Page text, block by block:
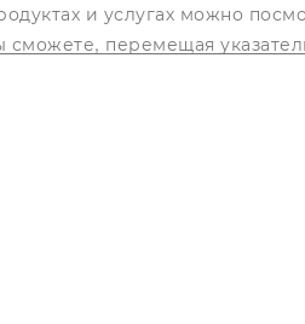
и услугах можно
перемещая